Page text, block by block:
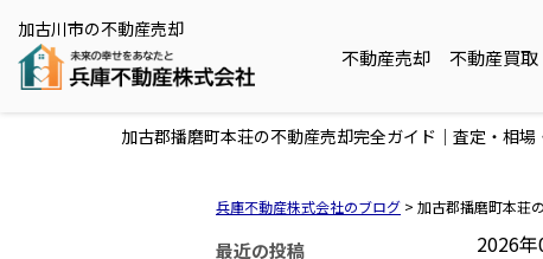
加古川市の不動産売却
不動産売却 不動産買取
加古郡播磨町本荘の不動産売却完全ガイド｜査定・相
兵庫不動産株式会社のブログ > 加古郡播磨町本荘
最近の投稿 2026